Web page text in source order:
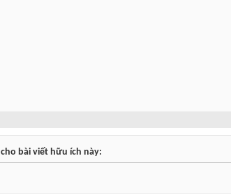
cho bài viết hữu ích này: